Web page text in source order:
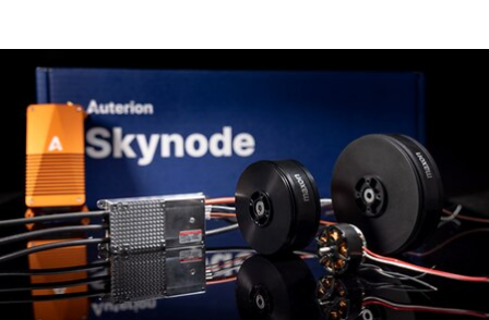
ECX 22 flat UAV
추력: 최대 290g
무게(케이블 포함): 23g
프로펠러 범위: 5 – 6인치
3D STEP
무게(
프로
3D
螺旋槳 14x4.5”
直徑： 14" (356 mm)
螺距：4.5”，在螺旋槳葉片 75% 處測
得
重量：15 g
직경:
피치: